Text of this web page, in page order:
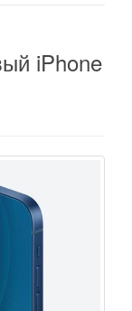
iPhone